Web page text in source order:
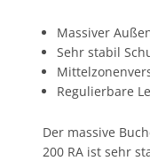
Massiver
Sehr stabil
Regulierbare
Der massive
200 RA ist sehr